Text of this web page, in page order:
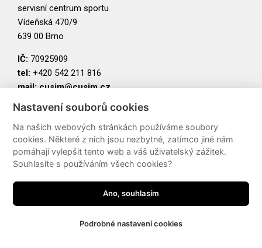
servisní centrum sportu
Vídeňská 470/9
639 00 Brno
IČ: 70925909
tel: +420 542 211 816
mail: cusjm@cusjm.cz
Nastavení souborů cookies
Na našich webových stránkách používáme soubory
cookies. Některé z nich jsou nezbytné, zatímco jiné nám
pomáhají vylepšit tento web a váš uživatelský zážitek.
Souhlasíte s používáním všech cookies?
Ano, souhlasím
Podrobné nastavení cookies